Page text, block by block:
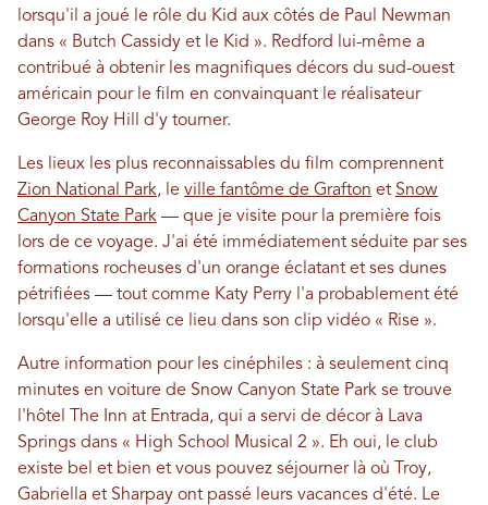
lorsqu'il a joué le rôle du Kid aux côtés de Paul Newman
dans « Butch Cassidy et le Kid ». Redford lui-même a
contribué à obtenir les magnifiques décors du sud-ouest
américain pour le film en convainquant le réalisateur
George Roy Hill d'y tourner.
Les lieux les plus reconnaissables du film comprennent
Zion National Park, le ville fantôme de Grafton et Snow
Canyon State Park — que je visite pour la première fois
lors de ce voyage. J'ai été immédiatement séduite par ses
formations rocheuses d'un orange éclatant et ses dunes
pétrifiées — tout comme Katy Perry l'a probablement été
lorsqu'elle a utilisé ce lieu dans son clip vidéo « Rise ».
Autre information pour les cinéphiles : à seulement cinq
minutes en voiture de Snow Canyon State Park se trouve
l'hôtel The Inn at Entrada, qui a servi de décor à Lava
Springs dans « High School Musical 2 ». Eh oui, le club
existe bel et bien et vous pouvez séjourner là où Troy,
Gabriella et Sharpay ont passé leurs vacances d'été. Le